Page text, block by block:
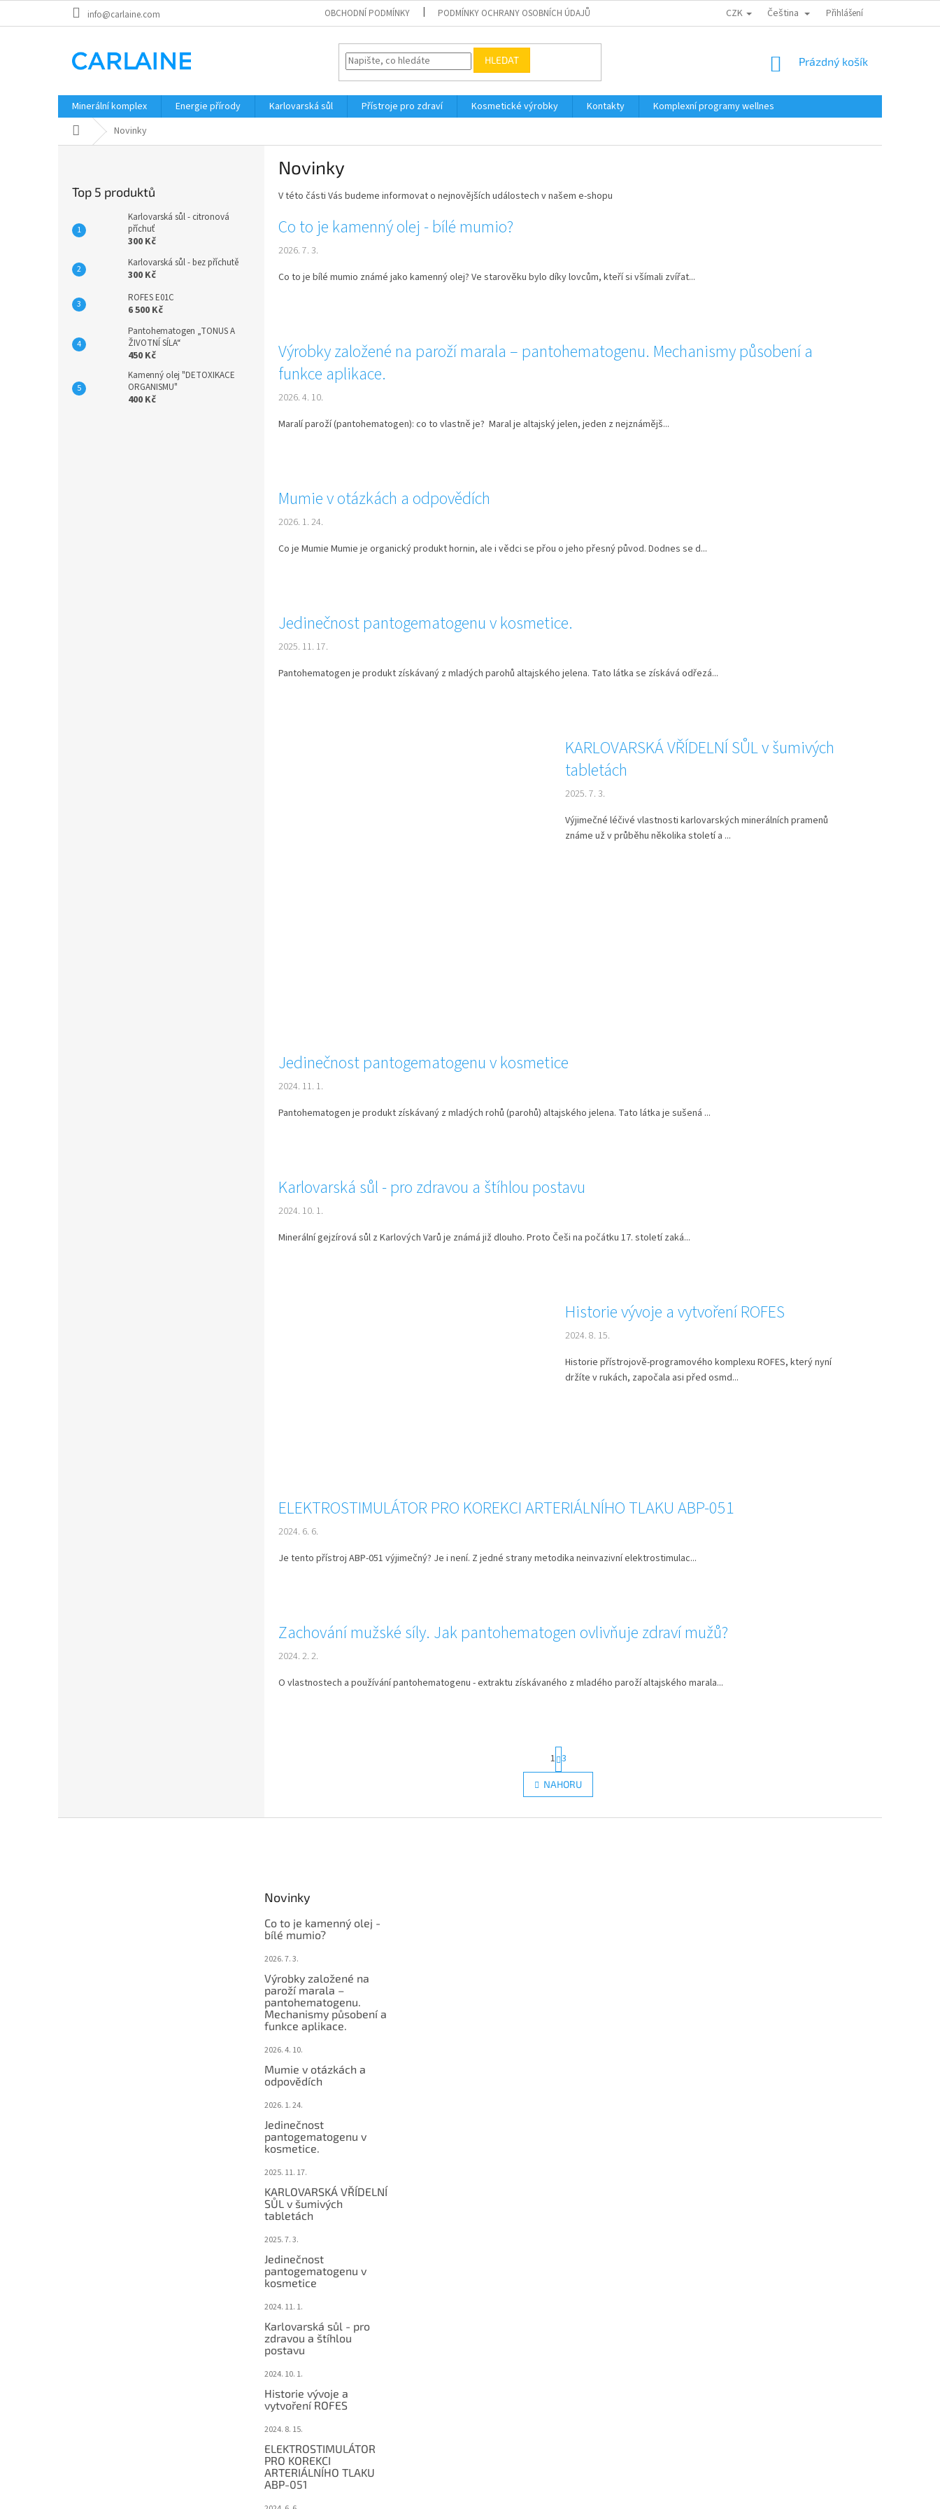
info@carlaine.com OBCHODNÍ PODMÍNKY PODMÍNKY OCHRANY OSOBNÍCH ÚDAJŮ CZK Čeština Přihlášení
HLEDAT
NÁKUPNÍ
Prázdný košík
Minerální komplex Energie přírody Karlovarská sůl Přístroje pro zdraví Kosmetické výrobky Kontakty
Komplexní programy wellnes
Domů Novinky
Top 5 produktů
Karlovarská sůl - citronová
příchuť
300 Kč
Karlovarská sůl - bez příchutě
300 Kč
ROFES E01C
6 500 Kč
Pantohematogen „TONUS A
ŽIVOTNÍ SÍLA“
450 Kč
Kamenný olej "DETOXIKACE
ORGANISMU"
400 Kč
Novinky
V této části Vás budeme informovat o nejnovějších událostech v našem e-shopu
V
p
i
s
n
k
ů
Co to je kamenný olej - bílé mumio?
2026. 7. 3.
Co to je bílé mumio známé jako kamenný olej? Ve starověku bylo díky lovcům, kteří si všímali zvířat...
Výrobky založené na paroží marala – pantohematogenu. Mechanismy působení a
funkce aplikace.
2026. 4. 10.
Maralí paroží (pantohematogen): co to vlastně je? Maral je altajský jelen, jeden z nejznámějš...
Mumie v otázkách a odpovědích
2026. 1. 24.
Co je Mumie Mumie je organický produkt hornin, ale i vědci se přou o jeho přesný původ. Dodnes se d...
Jedinečnost pantogematogenu v kosmetice.
2025. 11. 17.
Pantohematogen je produkt získávaný z mladých parohů altajského jelena. Tato látka se získává odřezá...
KARLOVARSKÁ VŘÍDELNÍ SŮL v šumivých
tabletách
2025. 7. 3.
Výjimečné léčivé vlastnosti karlovarských minerálních pramenů
známe už v průběhu několika století a ...
Jedinečnost pantogematogenu v kosmetice
2024. 11. 1.
Pantohematogen je produkt získávaný z mladých rohů (parohů) altajského jelena. Tato látka je sušená ...
Karlovarská sůl - pro zdravou a štíhlou postavu
2024. 10. 1.
Minerální gejzírová sůl z Karlových Varů je známá již dlouho. Proto Češi na počátku 17. století zaká...
Historie vývoje a vytvoření ROFES
2024. 8. 15.
Historie přístrojově-programového komplexu ROFES, který nyní
držíte v rukách, započala asi před osmd...
ELEKTROSTIMULÁTOR PRO KOREKCI ARTERIÁLNÍHO TLAKU ABP-051
2024. 6. 6.
Je tento přístroj ABP-051 výjimečný? Je i není. Z jedné strany metodika neinvazivní elektrostimulac...
Zachování mužské síly. Jak pantohematogen ovlivňuje zdraví mužů?
2024. 2. 2.
O vlastnostech a používání pantohematogenu - extraktu získávaného z mladého paroží altajského marala...
O
v
á
S
t
r
á
n
1 3
NAHORU
Novinky
Co to je kamenný olej -
bílé mumio?
2026. 7. 3.
Výrobky založené na
paroží marala –
pantohematogenu.
Mechanismy působení a
funkce aplikace.
2026. 4. 10.
Mumie v otázkách a
odpovědích
2026. 1. 24.
Jedinečnost
pantogematogenu v
kosmetice.
2025. 11. 17.
KARLOVARSKÁ VŘÍDELNÍ
SŮL v šumivých
tabletách
2025. 7. 3.
Jedinečnost
pantogematogenu v
kosmetice
2024. 11. 1.
Karlovarská sůl - pro
zdravou a štíhlou
postavu
2024. 10. 1.
Historie vývoje a
vytvoření ROFES
2024. 8. 15.
ELEKTROSTIMULÁTOR
PRO KOREKCI
ARTERIÁLNÍHO TLAKU
ABP-051